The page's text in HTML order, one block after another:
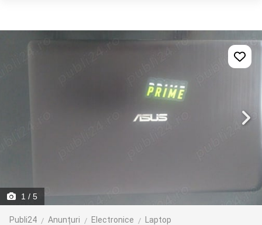
1 / 5
Publi24 Anunțuri Electronice Laptop